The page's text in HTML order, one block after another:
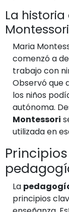
La
Montessori
Maria
comenzó a
trabajo con
Observó que
los niños
autónoma.
Montessori
utilizada en
La
principios